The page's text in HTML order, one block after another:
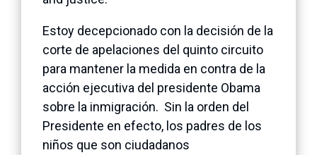
Estoy decepcionado con la decisión de la
corte de apelaciones del quinto circuito
para mantener la medida en contra de la
acción ejecutiva del presidente Obama
sobre la inmigración. Sin la orden del
Presidente en efecto, los padres de los
niños que son ciudadanos